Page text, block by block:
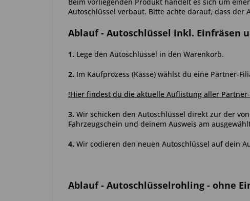
Autoschlüssel verbaut. Bitte achte darauf, dass der
Ablauf- Autoschlüssel inkl. Einfräsen
1. Lege den Autoschlüssel in den Warenkorb.
2. Im Kaufprozess (Kasse) wählst du eine Partner-
!Hier findest du die aktuelle Auflistung aller
3. Wir schicken den Autoschlüssel direkt zur der
Fahrzeugschein und deinem Ausweis am
4. Wir codieren den neuen Autoschlüssel auf dein
Ablauf- Autoschlüsselrohling - ohne